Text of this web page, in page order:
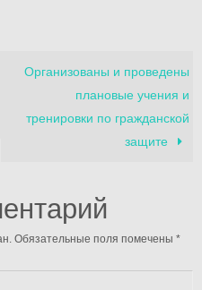
Организованы и проведены
плановые учения и
тренировки по гражданской
защите
Обязательные поля помечены *